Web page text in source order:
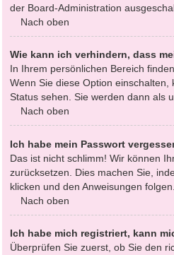
der Board-Administration
Nach oben
Wie kann ich verhindern, dass
In Ihrem persönlichen Bereich
Wenn Sie diese Option
Status sehen. Sie werden dann als
Nach oben
Ich habe mein Passwort
Das ist nicht schlimm! Wir können
zurücksetzen. Dies machen Sie,
klicken und den Anweisungen
Nach oben
Ich habe mich registriert, kann
Überprüfen Sie zuerst, ob Sie den